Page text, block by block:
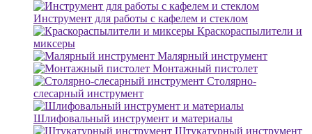
Инструмент для работы с кафелем и стеклом
Краскораспылители и
миксеры
Малярный инструмент
Монтажный пистолет
Столярно-
слесарный инструмент
Шлифовальный инструмент и материалы
Штукатурный инструмент